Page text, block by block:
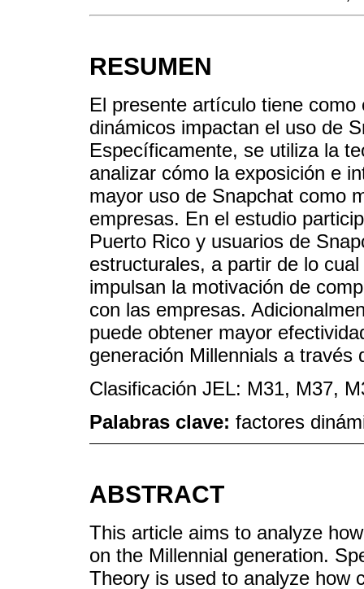
RESUMEN
El presente artículo tiene
dinámicos impactan el uso de
Específicamente, se utiliza la
analizar cómo la exposición e
mayor uso de Snapchat como
empresas. En el estudio
Puerto Rico y usuarios de
estructurales, a partir de lo
impulsan la motivación de
con las empresas.
puede obtener mayor
generación Millennials a través
Clasificación JEL: M31, M37,
Palabras clave: factores
ABSTRACT
This article aims to analyze
on the Millennial generation.
Theory is used to analyze how